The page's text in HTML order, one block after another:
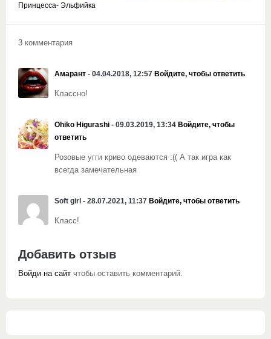
Принцесса- Эльфийка
3 комментария
Амарант - 04.04.2018, 12:57 Войдите, чтобы ответить
Классно!
Ohiko Higurashi - 09.03.2019, 13:34 Войдите, чтобы
ответить
Розовые угги криво одеваются :(( А так игра как
всегда замечательная
Soft girl - 28.07.2021, 11:37 Войдите, чтобы ответить
Класс!
Добавить отзыв
Войди на сайт чтобы оставить комментарий.